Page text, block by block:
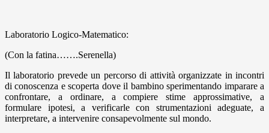
Laboratorio Logico-Matematico:
(Con la fatina…….Serenella)
Il laboratorio prevede un percorso di attività organizzate in incontri
di conoscenza e scoperta dove il bambino sperimentando imparare a
confrontare, a ordinare, a compiere stime approssimative, a
formulare ipotesi, a verificarle con strumentazioni adeguate, a
interpretare, a intervenire consapevolmente sul mondo.